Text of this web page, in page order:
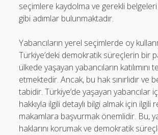
seçimlere kaydolma ve gerekli
gibi adımlar bulunmaktadır.
Yabancıların yerel seçimlerde oy
Türkiye’deki demokratik süreçlerin bir
ülkede yaşayan yabancıların katılımını
etmektedir. Ancak, bu hak sınırlıdır ve
tabidir. Türkiye’de yaşayan yabancılar
hakkıyla ilgili detaylı bilgi almak için ilgili
makamlara başvurmak önemlidir. Bu,
haklarını korumak ve demokratik